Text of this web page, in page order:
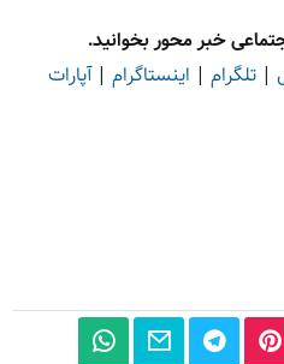
خبر محور بخوانید.
| تلگرام | اینستاگرام |آپارات